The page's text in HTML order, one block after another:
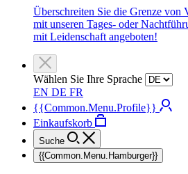
Überschreiten Sie die Grenze von
mit unseren Tages- oder
mit Leidenschaft angeboten!
Wählen Sie Ihre Sprache
EN DE FR
{{Common.Menu.Profile}}
Einkaufskorb
Suche
{{Common.Menu.Hamburger}}